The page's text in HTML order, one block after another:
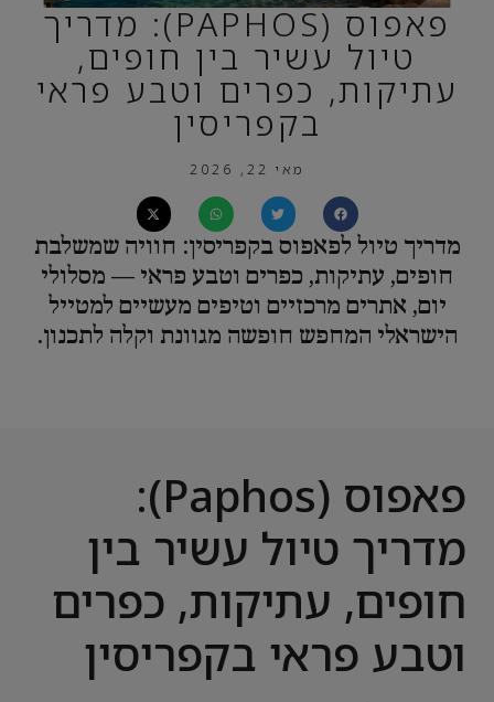
פאפוס (PAPHOS): מדריך
טיול עשיר בין חופים,
עתיקות, כפרים וטבע פראי
בקפריסין
מאי 22, 2026
מדריך טיול לפאפוס בקפריסין: חוויה שמשלבת
חופים, עתיקות, כפרים וטבע פראי — מסלולי
יום, אתרים מרכזיים וטיפים מעשיים למטייל
הישראלי המחפש חופשה מגוונת וקלה לתכנון.
פאפוס (Paphos):
מדריך טיול עשיר בין
חופים, עתיקות, כפרים
וטבע פראי בקפריסין